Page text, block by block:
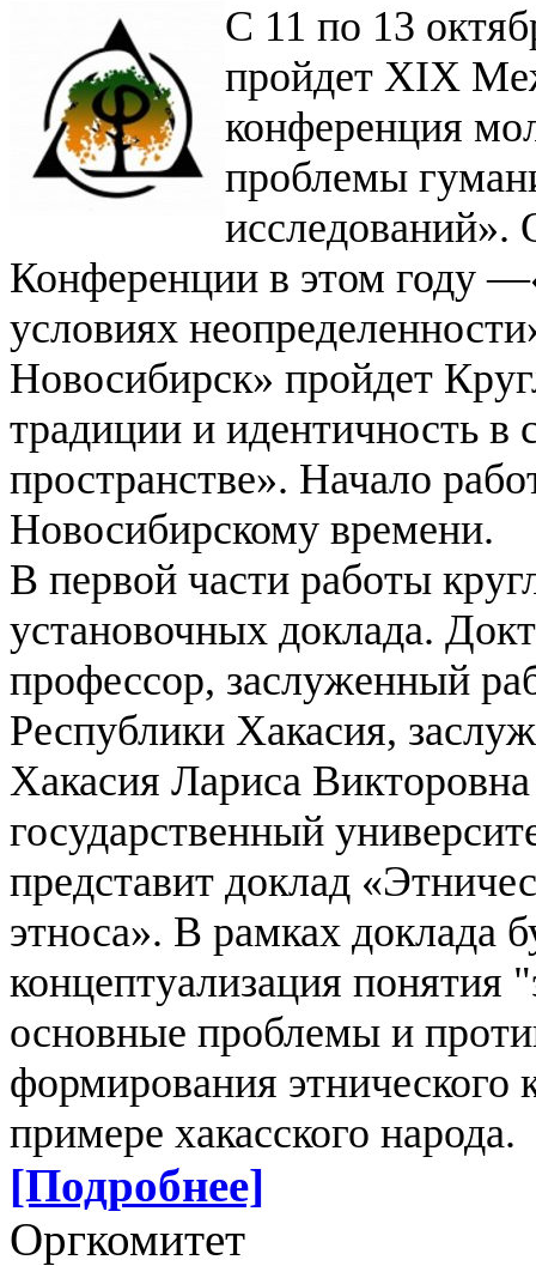
С 11 по 13
пройдет XIX
конференция
проблемы
исследований».
Конференции в этом году
условиях
Новосибирск» пройдет
традиции и идентичность в
пространстве». Начало
Новосибирскому времени.
В первой части работы
установочных доклада.
профессор, заслуженный
Республики Хакасия,
Хакасия Лариса
государственный
представит доклад
этноса». В рамках доклада
концептуализация понятия
основные проблемы и
формирования этнического
примере хакасского народа.
[Подробнее]
Оргкомитет